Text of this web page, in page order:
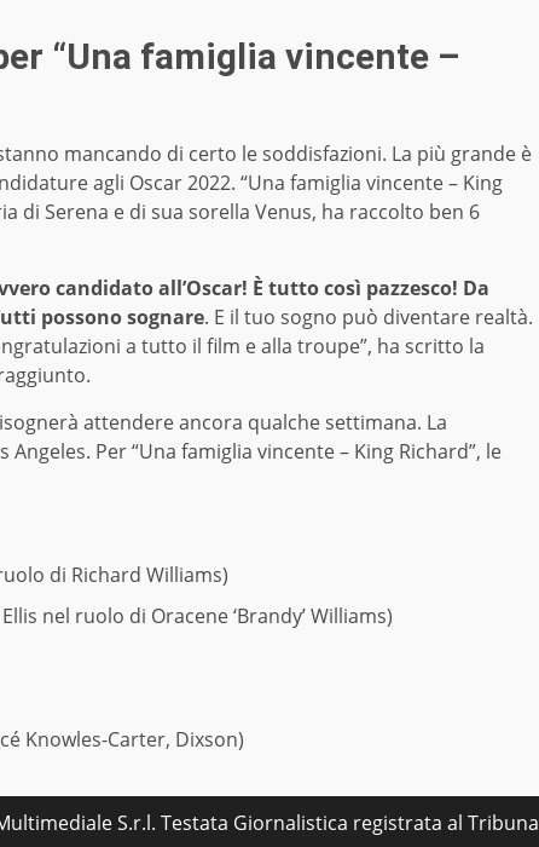
“Una famiglia vincente –
mancando di certo le soddisfazioni. La più grande è
agli Oscar 2022. “Una famiglia vincente – King
di Serena e di sua sorella Venus, ha raccolto ben 6
candidato all’Oscar! È tutto così pazzesco! Da
possono sognare. E il tuo sogno può diventare realtà.
a tutto il film e alla troupe”, ha scritto la
attendere ancora qualche settimana. La
Per “Una famiglia vincente – King Richard”, le
di Richard Williams)
nel ruolo di Oracene ‘Brandy’ Williams)
Knowles-Carter, Dixson)
S.r.l. Testata Giornalistica registrata al